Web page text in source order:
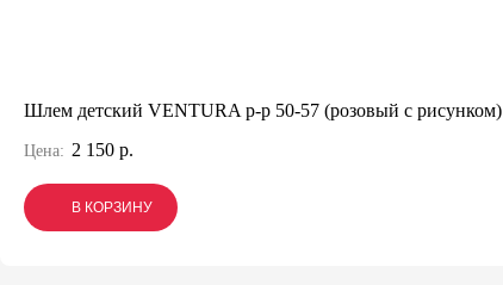
Шлем детский VENTURA р-р 50-57 (розовый с рисунком)
Цена: 2 150 р.
В КОРЗИНУ
В КОРЗИНУ
В КОРЗИНУ